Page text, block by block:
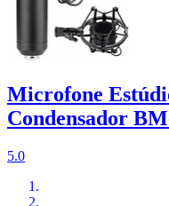
Microfone
Condensador
5.0